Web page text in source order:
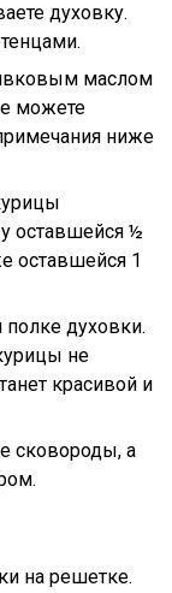
духовку.
маслом
можете
ниже
оставшейся ½
оставшейся 1
полке духовки.
не
красивой и
сковороды, а
на решетке.